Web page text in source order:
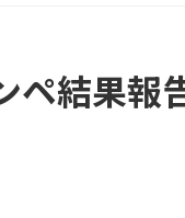
結果報